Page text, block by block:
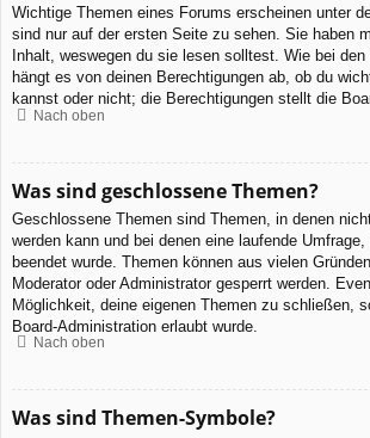
Wichtige Themen eines Forums erscheinen unter
sind nur auf der ersten Seite zu sehen. Sie haben
Inhalt, weswegen du sie lesen solltest. Wie bei
hängt es von deinen Berechtigungen ab, ob du
kannst oder nicht; die Berechtigungen stellt die
Nach oben
Was sind geschlossene Themen?
Geschlossene Themen sind Themen, in denen
werden kann und bei denen eine laufende Umfrage,
beendet wurde. Themen können aus vielen
Moderator oder Administrator gesperrt werden.
Möglichkeit, deine eigenen Themen zu schließen,
Board-Administration erlaubt wurde.
Nach oben
Was sind Themen-Symbole?